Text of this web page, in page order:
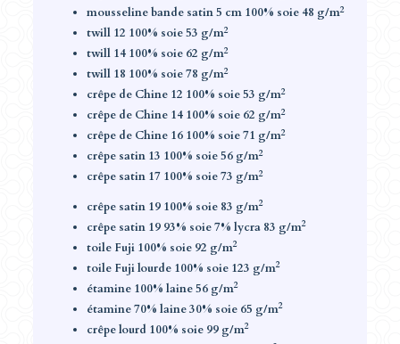
mousseline bande satin 5 cm 100% soie 48 g/m2
twill 12 100% soie 53 g/m2
twill 14 100% soie 62 g/m2
twill 18 100% soie 78 g/m2
crêpe de Chine 12 100% soie 53 g/m2
crêpe de Chine 14 100% soie 62 g/m2
crêpe de Chine 16 100% soie 71 g/m2
crêpe satin 13 100% soie 56 g/m2
crêpe satin 17 100% soie 73 g/m2
crêpe satin 19 100% soie 83 g/m2
crêpe satin 19 93% soie 7% lycra 83 g/m2
toile Fuji 100% soie 92 g/m2
toile Fuji lourde 100% soie 123 g/m2
étamine 100% laine 56 g/m2
étamine 70% laine 30% soie 65 g/m2
crêpe lourd 100% soie 99 g/m2